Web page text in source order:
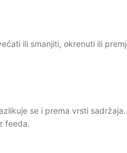
ili smanjiti, okrenuti ili
se i prema vrsti
feeda.